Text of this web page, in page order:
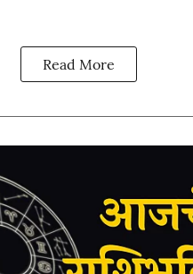
Read More